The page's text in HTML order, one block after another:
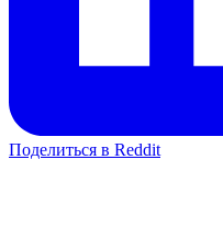
Поделиться в Reddit